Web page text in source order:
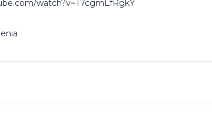
watch?v=T7cgmLfRgkY